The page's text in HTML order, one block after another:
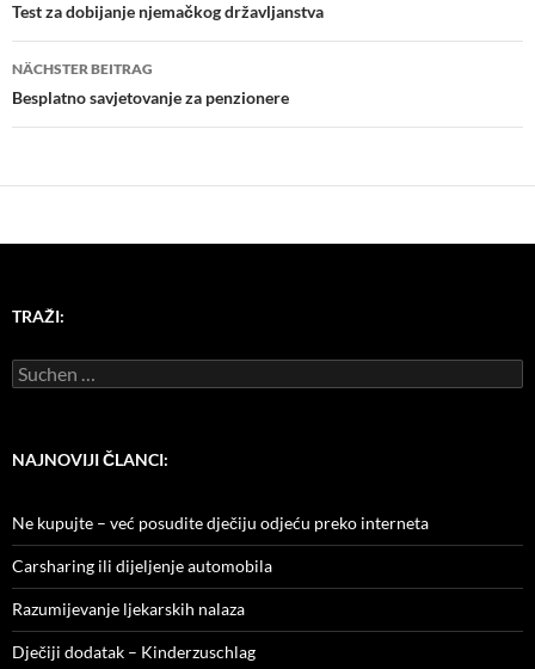
Test za dobijanje njemačkog državljanstva
NÄCHSTER BEITRAG
Besplatno savjetovanje za penzionere
TRAŽI:
Suchen
nach:
NAJNOVIJI ČLANCI:
Ne kupujte – već posudite dječiju odjeću preko interneta
Carsharing ili dijeljenje automobila
Razumijevanje ljekarskih nalaza
Dječiji dodatak – Kinderzuschlag